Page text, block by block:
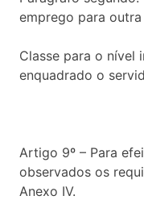
emprego para
Classe para o nível
enquadrado o
Artigo 9º – Para
observados os
Anexo IV.